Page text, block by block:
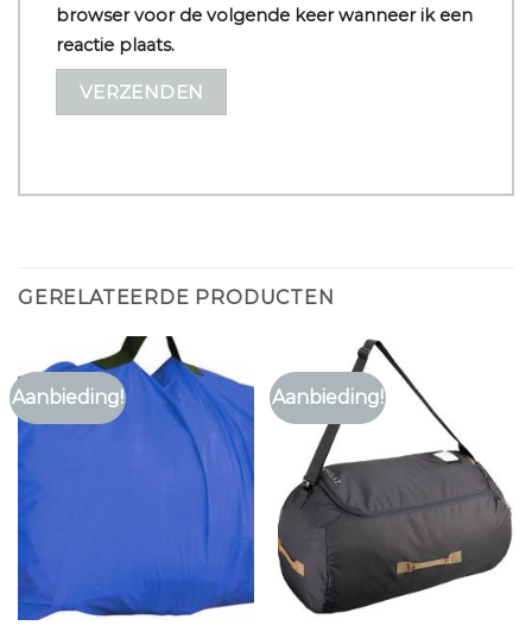
browser voor de volgende keer wanneer ik een
reactie plaats.
GERELATEERDE PRODUCTEN
Aanbieding! Aanbieding!